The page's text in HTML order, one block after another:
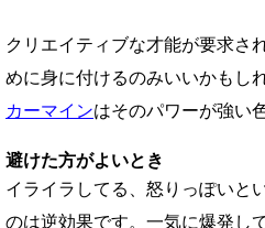
クリエイティブな才能が要求さ
めに身に付けるのみいいかもし
カーマインはそのパワーが強い
避けた方がよいとき
イライラしてる、怒りっぽいと
のは逆効果です。一気に爆発し